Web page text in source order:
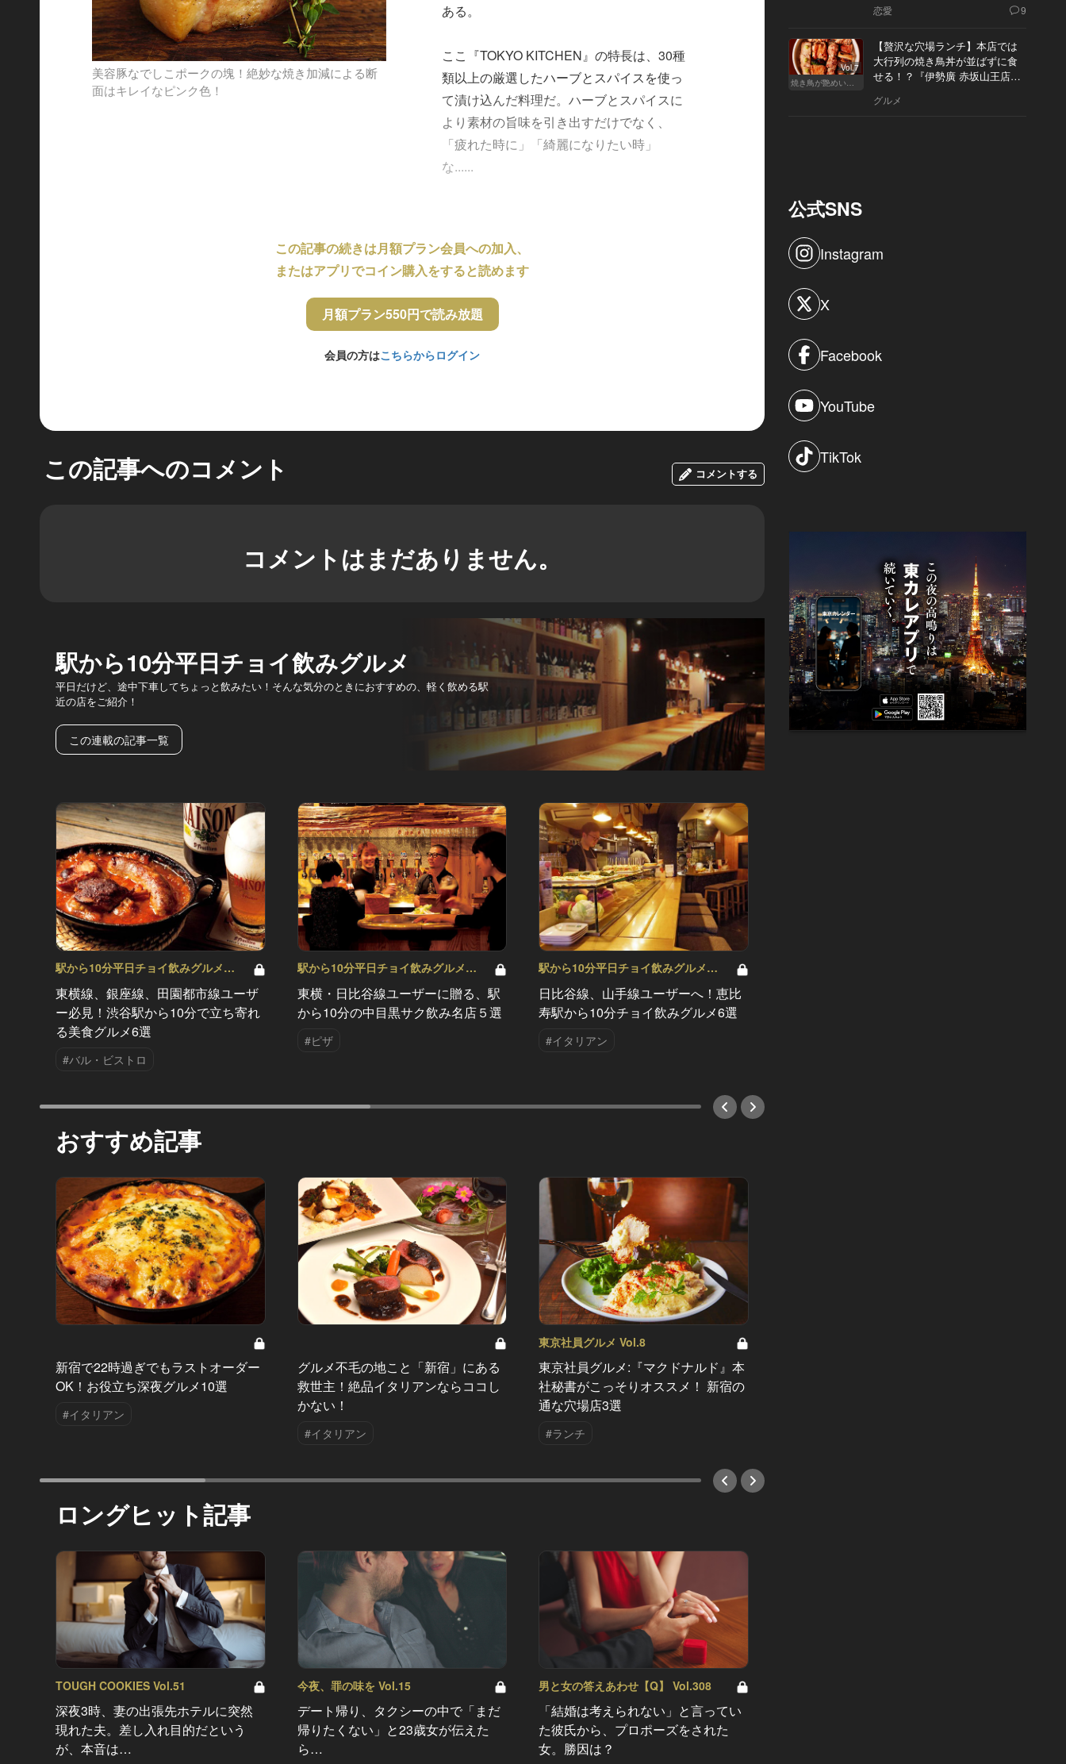
美容豚なでしこポークの塊！絶妙な焼き加減による断
面はキレイなピンク色！
ある。
ここ『TOKYO KITCHEN』の特長は、30種
類以上の厳選したハーブとスパイスを使っ
て漬け込んだ料理だ。ハーブとスパイスに
より素材の旨味を引き出すだけでなく、
「疲れた時に」「綺麗になりたい時」
な......
この記事の続きは月額プラン会員への加入、
またはアプリでコイン購入をすると読めます
月額プラン550円で読み放題
会員の方はこちらからログイン
この記事へのコメント コメントする
コメントはまだありません。
駅から10分平日チョイ飲みグルメ
平日だけど、途中下車してちょっと飲みたい！そんな気分のときにおすすめの、軽く飲める駅
近の店をご紹介！
この連載の記事一覧
駅から10分平日チョイ飲みグルメ
Vol.5
東横線、銀座線、田園都市線ユーザ
ー必見！渋谷駅から10分で立ち寄れ
る美食グルメ6選
#バル・ビストロ
駅から10分平日チョイ飲みグルメ
Vol.4
東横・日比谷線ユーザーに贈る、駅
から10分の中目黒サク飲み名店５選
#ピザ
駅から10分平日チョイ飲みグルメ
Vol.3
日比谷線、山手線ユーザーへ！恵比
寿駅から10分チョイ飲みグルメ6選
#イタリアン
おすすめ記事
新宿で22時過ぎでもラストオーダー
OK！お役立ち深夜グルメ10選
#イタリアン
グルメ不毛の地こと「新宿」にある
救世主！絶品イタリアンならココし
かない！
#イタリアン
東京社員グルメ Vol.8
東京社員グルメ:『マクドナルド』本
社秘書がこっそりオススメ！ 新宿の
通な穴場店3選
#ランチ
ロングヒット記事
TOUGH COOKIES Vol.51
深夜3時、妻の出張先ホテルに突然
現れた夫。差し入れ目的だという
が、本音は…
今夜、罪の味を Vol.15
デート帰り、タクシーの中で「まだ
帰りたくない」と23歳女が伝えた
ら…
男と女の答えあわせ【Q】 Vol.308
「結婚は考えられない」と言ってい
た彼氏から、プロポーズをされた
女。勝因は？
恋愛 9
Vol.7
焼き鳥が艶めいてきた
【贅沢な穴場ランチ】本店では
大行列の焼き鳥丼が並ばずに食
せる！？『伊勢廣 赤坂山王店』
グルメ
公式SNS
Instagram
X
Facebook
YouTube
TikTok